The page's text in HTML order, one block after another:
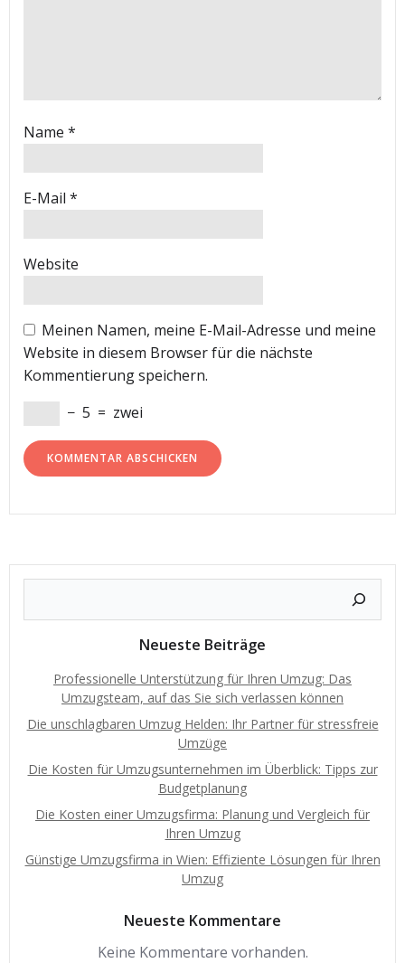
Name *
E-Mail *
Website
Meinen Namen, meine E-Mail-Adresse und meine
Website in diesem Browser für die nächste
Kommentierung speichern.
− 5 = zwei
Neueste Beiträge
Professionelle Unterstützung für Ihren Umzug: Das
Umzugsteam, auf das Sie sich verlassen können
Die unschlagbaren Umzug Helden: Ihr Partner für stressfreie
Umzüge
Die Kosten für Umzugsunternehmen im Überblick: Tipps zur
Budgetplanung
Die Kosten einer Umzugsfirma: Planung und Vergleich für
Ihren Umzug
Günstige Umzugsfirma in Wien: Effiziente Lösungen für Ihren
Umzug
Neueste Kommentare
Keine Kommentare vorhanden.